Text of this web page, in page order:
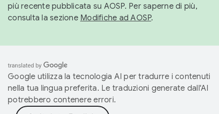
più recente pubblicata su AOSP. Per saperne di più,
consulta la sezione Modifiche ad AOSP.
Google utilizza la tecnologia AI per tradurre i contenuti
nella tua lingua preferita. Le traduzioni generate dall'AI
potrebbero contenere errori.